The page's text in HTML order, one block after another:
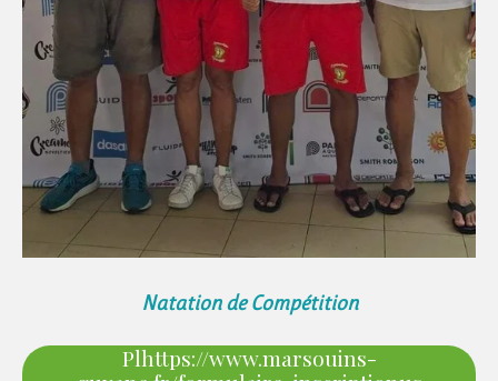
Natation de Compétition
Plhttps://www.marsouins-